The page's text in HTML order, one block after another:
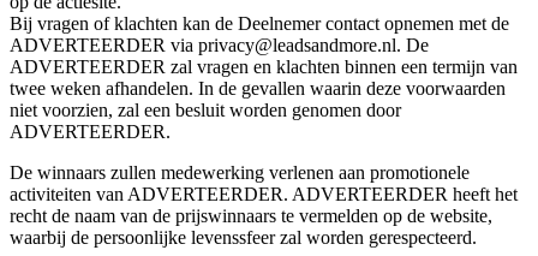
Bij vragen of klachten kan de Deelnemer contact opnemen met de
ADVERTEERDER via privacy@leadsandmore.nl. De
ADVERTEERDER zal vragen en klachten binnen een termijn van
twee weken afhandelen. In de gevallen waarin deze voorwaarden
niet voorzien, zal een besluit worden genomen door
ADVERTEERDER.
De winnaars zullen medewerking verlenen aan promotionele
activiteiten van ADVERTEERDER. ADVERTEERDER heeft het
recht de naam van de prijswinnaars te vermelden op de website,
waarbij de persoonlijke levenssfeer zal worden gerespecteerd.